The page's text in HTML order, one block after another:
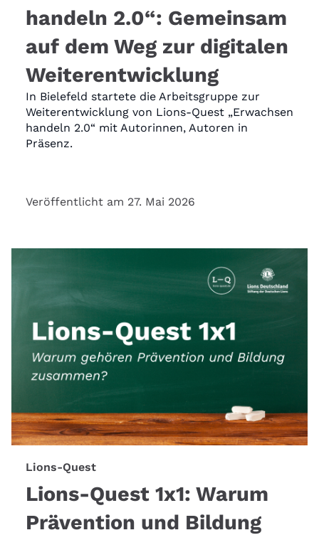
handeln 2.0“: Gemeinsam
auf dem Weg zur digitalen
Weiterentwicklung
In Bielefeld startete die Arbeitsgruppe zur
Weiterentwicklung von Lions-Quest „Erwachsen
handeln 2.0“ mit Autorinnen, Autoren in
Präsenz.
Veröffentlicht am 27. Mai 2026
Lions-Quest
Lions-Quest 1x1: Warum
Prävention und Bildung